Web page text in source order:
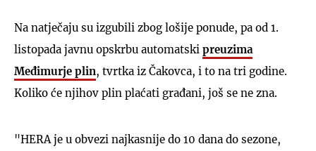
Na natječaju su izgubili zbog lošije ponude, pa od 1.
listopada javnu opskrbu automatski preuzima
Međimurje plin, tvrtka iz Čakovca, i to na tri godine.
Koliko će njihov plin plaćati građani, još se ne zna.
"HERA je u obvezi najkasnije do 10 dana do sezone,